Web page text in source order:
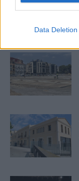
Data Deletion
ÚLTIMES NOTÍCIES